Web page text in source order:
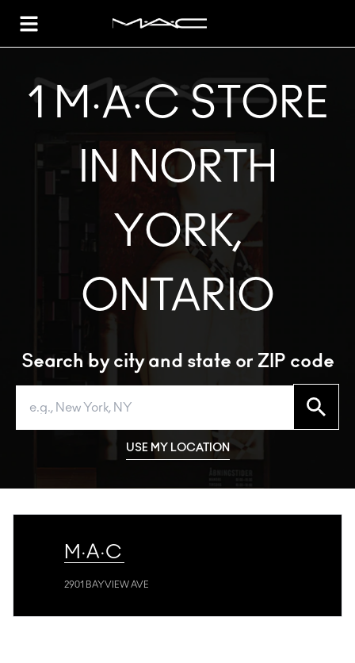
Toggle Header Menu
1 M·A·C STORE
IN NORTH
YORK,
ONTARIO
Search by city and state or ZIP code
USE MY LOCATION
M·A·C
2901 BAYVIEW AVE